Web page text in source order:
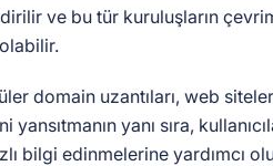
ve bu tür kuruluşların
domain uzantıları, web
yansıtmanın yanı sıra,
bilgi edinmelerine yardımcı